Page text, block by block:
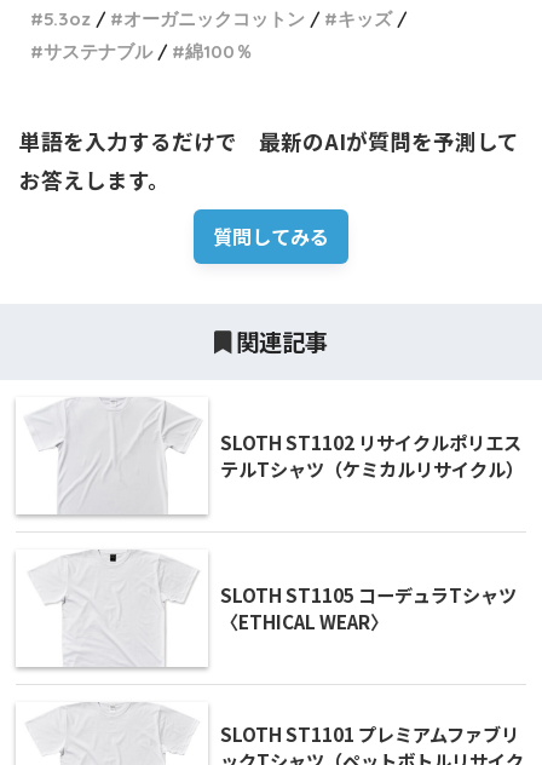
5.3oz
オーガニックコットン
キッズ
サステナブル
綿100％
単語を入力するだけで　最新のAIが質問を予測して
お答えします。
質問してみる
関連記事
SLOTH ST1102 リサイクルポリエス
テルTシャツ（ケミカルリサイクル）
SLOTH ST1105 コーデュラTシャツ
〈ETHICAL WEAR〉
SLOTH ST1101 プレミアムファブリ